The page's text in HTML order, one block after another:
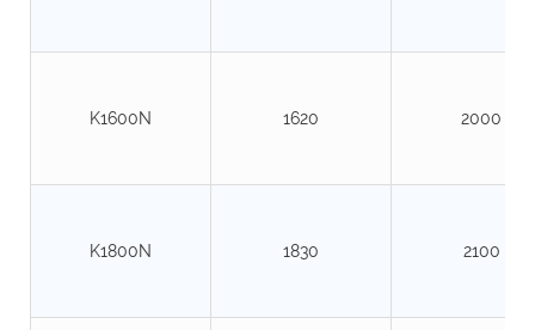
K1600N 1620 2000
K1800N 1830 2100